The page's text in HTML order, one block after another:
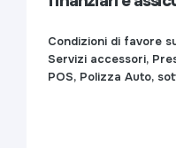
Condizioni di favore
Servizi accessori,
POS, Polizza Auto,